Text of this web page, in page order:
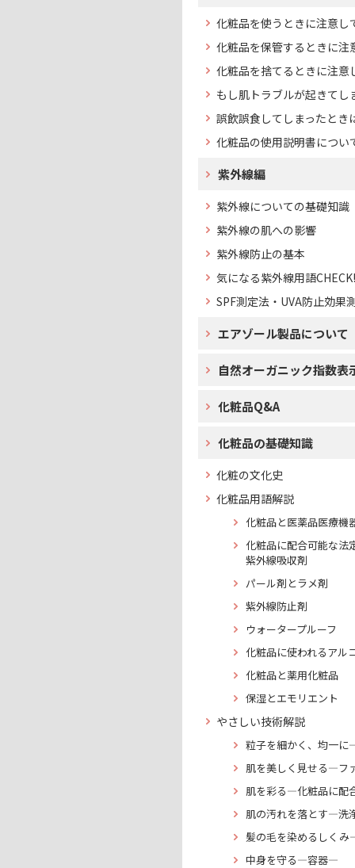
化粧品を使うときに注意し
化粧品を保管するときに注
化粧品を捨てるときに注意
もし肌トラブルが起きてし
誤飲誤食してしまったとき
化粧品の使用説明書につい
紫外線編
紫外線についての基礎知識
紫外線の肌への影響
紫外線防止の基本
気になる紫外線用語CHECK!
SPF測定法・UVA防止効果
エアゾール製品について
自然オーガニック指数表
化粧品Q&A
化粧品の基礎知識
化粧の文化史
化粧品用語解説
化粧品と医薬品医療機
化粧品に配合可能な法
紫外線吸収剤
パール剤とラメ剤
紫外線防止剤
ウォータープルーフ
化粧品に使われるアル
化粧品と薬用化粧品
保湿とエモリエント
やさしい技術解説
粒子を細かく、均一
肌を美しく見せる―フ
肌を彩る―化粧品に配
肌の汚れを落とす―洗
髪の毛を染めるしく
中身を守る―容器―